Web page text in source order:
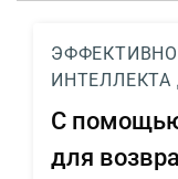
С
для